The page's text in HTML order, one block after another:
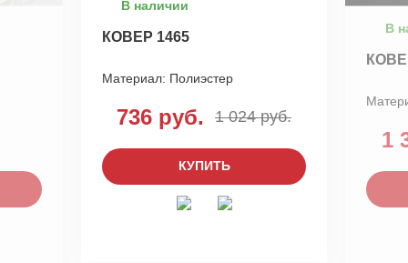
В наличии
КОВЕР 1465
Материал: Полиэстер
736 руб. 1 024 руб.
КУПИТЬ
В
1